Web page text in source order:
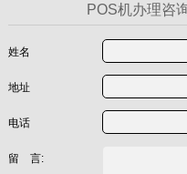
POS机办理咨
姓名
地址
电话
留 言: